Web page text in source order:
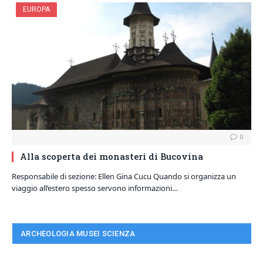
EUROPA
0
Alla scoperta dei monasteri di Bucovina
Responsabile di sezione: Ellen Gina Cucu Quando si organizza un
viaggio all’estero spesso servono informazioni…
ARCHEOLOGIA MUSEI SCIENZA